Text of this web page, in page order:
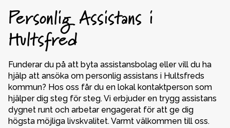
Personlig Assistans i
Hultsfred
Funderar du på att byta assistansbolag eller vill du ha
hjälp att ansöka om personlig assistans i Hultsfreds
kommun? Hos oss får du en lokal kontaktperson som
hjälper dig steg för steg. Vi erbjuder en trygg assistans
dygnet runt och arbetar engagerat för att ge dig
högsta möjliga livskvalitet. Varmt välkommen till oss.